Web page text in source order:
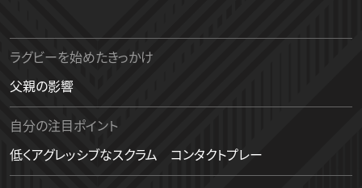
ラグビーを始めたきっかけ
父親の影響
自分の注目ポイント
低くアグレッシブなスクラム コンタクトプレー